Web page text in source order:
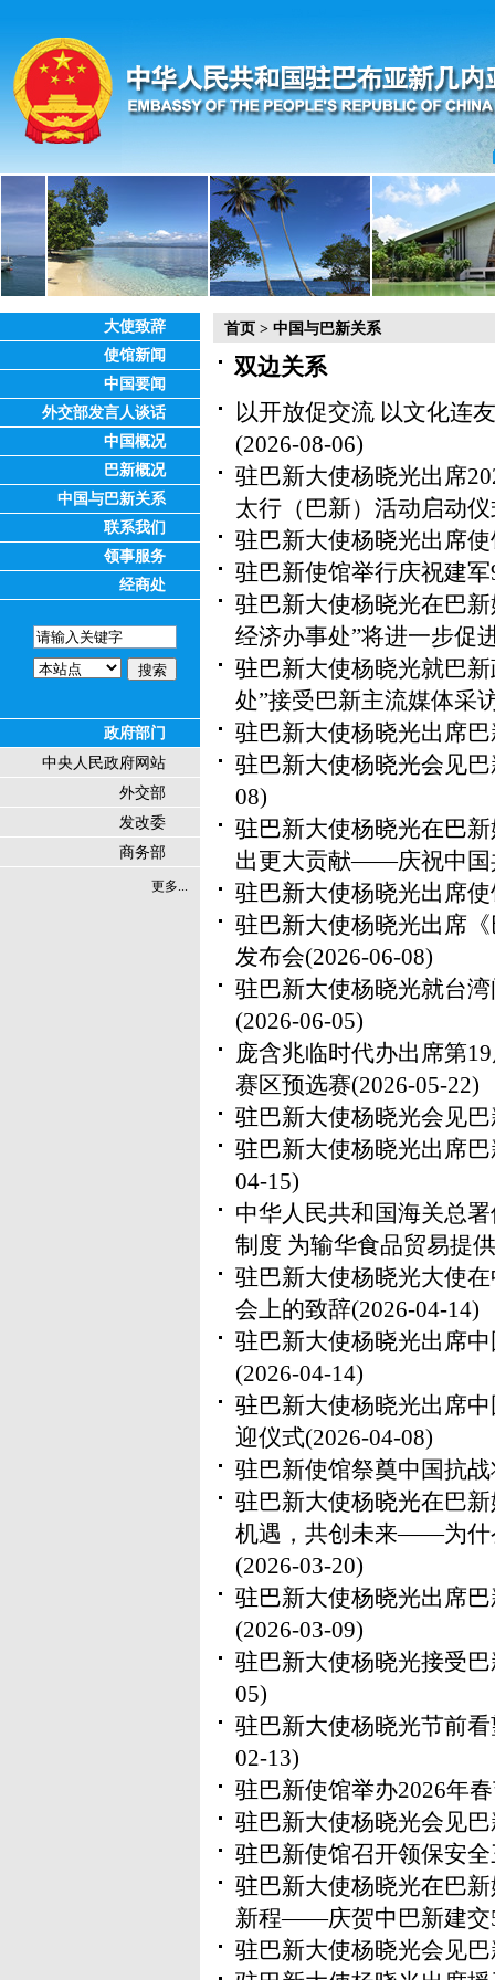
大使致辞
使馆新闻
中国要闻
外交部发言人谈话
中国概况
巴新概况
中国与巴新关系
联系我们
领事服务
经商处
政府部门
中央人民政府网站
外交部
发改委
商务部
更多...
首页 > 中国与巴新关系
双边关系
以开放促交流 以文化连
(2026-08-06)
驻巴新大使杨晓光出席
太行（巴新）活动启动
驻巴新大使杨晓光出席
驻巴新使馆举行庆祝建
驻巴新大使杨晓光在巴
经济办事处”将进一步促
驻巴新大使杨晓光就巴
处”接受巴新主流媒体采
驻巴新大使杨晓光出席
驻巴新大使杨晓光会见
08)
驻巴新大使杨晓光在巴
出更大贡献——庆祝中国
驻巴新大使杨晓光出席
驻巴新大使杨晓光出席
发布会(2026-06-08)
驻巴新大使杨晓光就台
(2026-06-05)
庞含兆临时代办出席第
赛区预选赛(2026-05-22)
驻巴新大使杨晓光会见
驻巴新大使杨晓光出席
04-15)
中华人民共和国海关总
制度 为输华食品贸易提
驻巴新大使杨晓光大使
会上的致辞(2026-04-14)
驻巴新大使杨晓光出席
(2026-04-14)
驻巴新大使杨晓光出席
迎仪式(2026-04-08)
驻巴新使馆祭奠中国抗
驻巴新大使杨晓光在巴
机遇，共创未来——为什
(2026-03-20)
驻巴新大使杨晓光出席
(2026-03-09)
驻巴新大使杨晓光接受
05)
驻巴新大使杨晓光节前
02-13)
驻巴新使馆举办2026年
驻巴新大使杨晓光会见
驻巴新使馆召开领保安
驻巴新大使杨晓光在巴
新程——庆贺中巴新建交
驻巴新大使杨晓光会见